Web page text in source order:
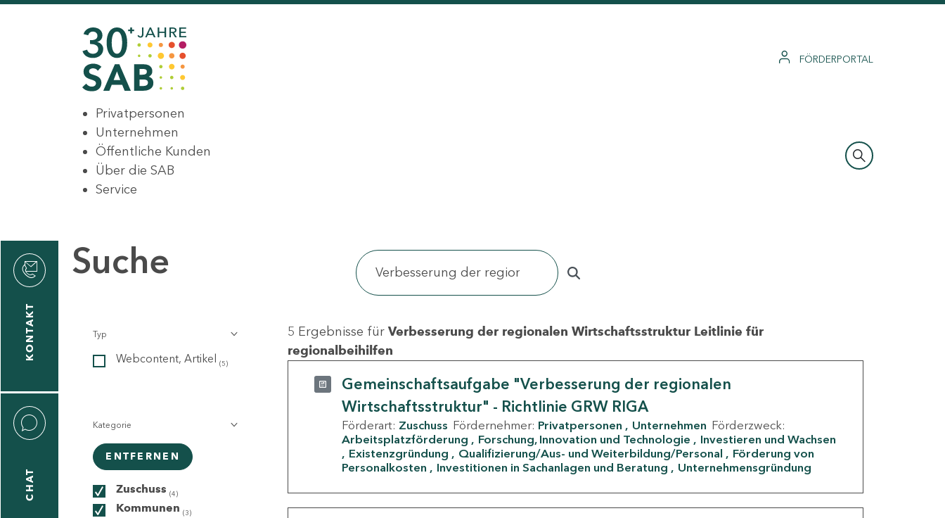
FÖRDERPORTAL
Privatpersonen
Unternehmen
Öffentliche Kunden
Über die SAB
Service
KONTAKT
CHAT
Suche
Typ
Webcontent, Artikel (5)
Kategorie
ENTFERNEN
Zuschuss (4)
Kommunen (3)
5 Ergebnisse für Verbesserung der regionalen Wirtschaftsstruktur Leitlinie für
regionalbeihilfen
Gemeinschaftsaufgabe "Verbesserung der regionalen
Wirtschaftsstruktur" - Richtlinie GRW RIGA
Förderart: Zuschuss Fördernehmer: Privatpersonen Unternehmen Förderzweck:
Arbeitsplatzförderung
Forschung, Innovation und Technologie
Investieren und Wachsen
Existenzgründung
Qualifizierung/Aus- und Weiterbildung/Personal
Förderung von
Personalkosten
Investitionen in Sachanlagen und Beratung Unternehmensgründung